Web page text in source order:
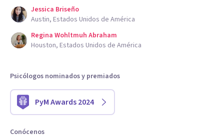
Jessica Briseño
Austin, Estados Unidos de América
Regina Wohltmuh Abraham
Houston, Estados Unidos de América
Psicólogos nominados y premiados
PyM Awards 2024
Conócenos